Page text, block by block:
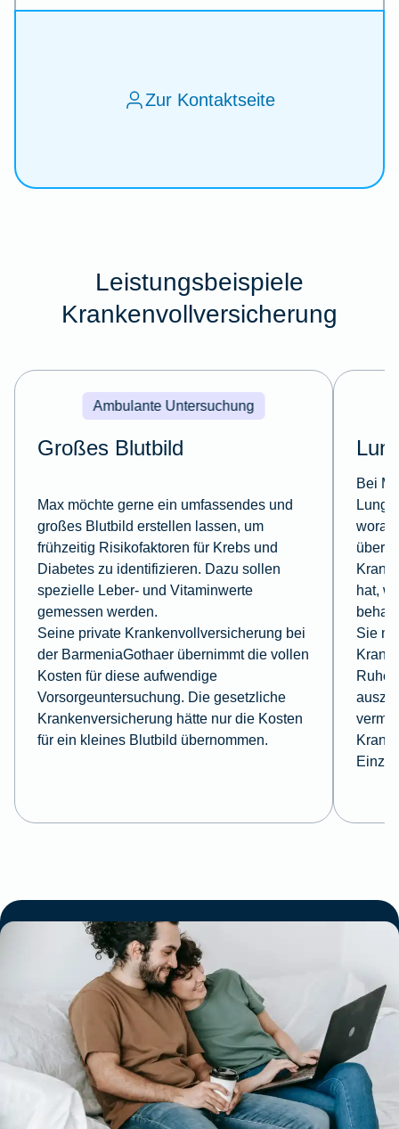
Zur Kontaktseite
Leistungsbeispiele
Krankenvollversicherung
Ambulante Untersuchung
Großes Blutbild
Max möchte gerne ein umfassendes und
großes Blutbild erstellen lassen, um
frühzeitig Risikofaktoren für Krebs und
Diabetes zu identifizieren. Dazu sollen
spezielle Leber- und Vitaminwerte
gemessen werden.
Seine private Krankenvollversicherung bei
der BarmeniaGothaer übernimmt die vollen
Kosten für diese aufwendige
Vorsorgeuntersuchung. Die gesetzliche
Krankenversicherung hätte nur die Kosten
für ein kleines Blutbild übernommen.
Bei
hat,
Sie
Ruhe,